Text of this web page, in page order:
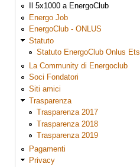
Il 5x1000 a EnergoClub
Energo Job
EnergoClub - ONLUS
Statuto
Statuto EnergoClub Onlus Ets
La Community di Energoclub
Soci Fondatori
Siti amici
Trasparenza
Trasparenza 2017
Trasparenza 2018
Trasparenza 2019
Pagamenti
Privacy